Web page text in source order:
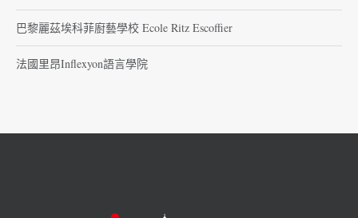
巴黎麗茲埃科菲廚藝學校 Ecole Ritz Escoffier
法國里昂Inflexyon語言學院